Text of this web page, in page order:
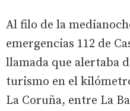
Al filo de la
emergencias 112 de
llamada que alertaba
turismo en el
La Coruña, entre La